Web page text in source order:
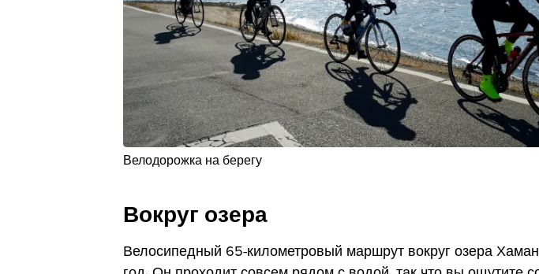
Велодорожка на берегу
Вокруг озера
Велосипедный 65-километровый маршрут вокруг озера